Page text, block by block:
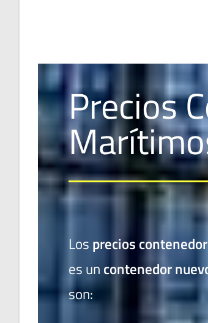
Precios
Los precios
es un contenedor
son: